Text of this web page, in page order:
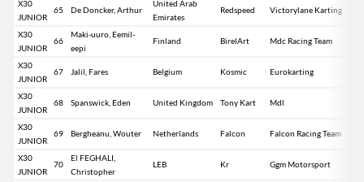
X30
JUNIOR
65 De Doncker, Arthur
United Arab
Emirates
Redspeed Victorylane Karting
X30
JUNIOR
66
Maki-uuro, Eemil-
eepi
Finland BirelArt Mdc Racing Team
X30
JUNIOR
67 Jalil, Fares Belgium Kosmic Eurokarting
X30
JUNIOR
68 Spanswick, Eden United Kingdom Tony Kart Mdl
X30
JUNIOR
69 Bergheanu, Wouter Netherlands Falcon Falcon Racing Team
X30
JUNIOR
70
El FEGHALI,
Christopher
LEB Kr Ggm Motorsport